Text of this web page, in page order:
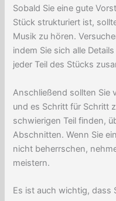
Sobald Sie eine gute
Stück strukturiert ist,
Musik zu hören.
indem Sie sich alle
jeder Teil des Stücks
Anschließend sollten Sie
und es Schritt für Schritt
schwierigen Teil finden,
Abschnitten. Wenn Sie
nicht beherrschen,
meistern.
Es ist auch wichtig, dass